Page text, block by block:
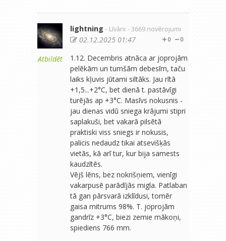
Atbildēt
lightning - Līvāni - 3669 novērojumi
0
0
02.12.2025 01:47
1.12. Decembris atnāca ar joprojām
pelēkām un tumšām debesīm, taču
laiks kļuvis jūtami siltāks. Jau rītā
+1,5...+2°C, bet dienā t. pastāvīgi
turējās ap +3°C. Masīvs nokusnis -
jau dienas vidū sniega krājumi stipri
saplakuši, bet vakarā pilsētā
praktiski viss sniegs ir nokusis,
palicis nedaudz tikai atsevišķās
vietās, kā arī tur, kur bija samests
kaudzītēs.
Vējš lēns, bez nokrišņiem, vienīgi
vakarpusē parādījās migla. Patlaban
tā gan pārsvarā izklīdusi, tomēr
gaisa mitrums 98%. T. joprojām
gandrīz +3°C, biezi zemie mākoņi,
spiediens 766 mm.